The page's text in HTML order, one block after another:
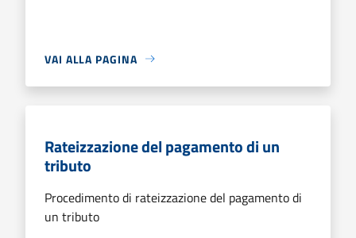
VAI ALLA PAGINA
Rateizzazione del pagamento di un
tributo
Procedimento di rateizzazione del pagamento di
un tributo